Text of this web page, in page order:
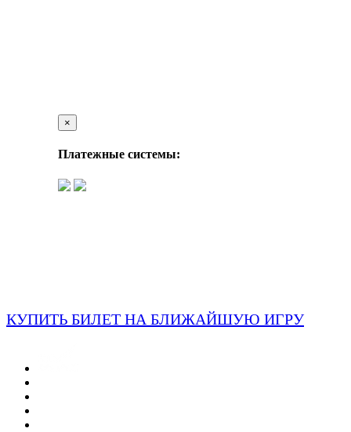
×
Платежные системы:
КУПИТЬ БИЛЕТ НА БЛИЖАЙШУЮ ИГРУ